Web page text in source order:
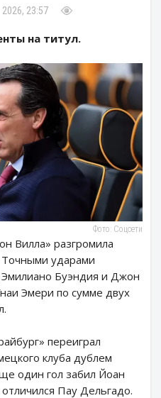
23:57
на титул.
Фото: Соцсети
Вилла» разгромила
ударами
Буэндия и Джон
Эмери по сумме двух
переиграл
клуба дублем
один гол забил Йоан
Пау Дельгадо.